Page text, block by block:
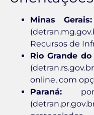
Minas Gerais:
Recursos de
Rio Grande do
online, com
Paraná: